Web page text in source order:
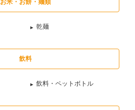
お米・お餅・麺類
乾麺
飲料
飲料・ペットボトル